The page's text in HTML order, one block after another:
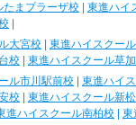
たまプラーザ校 東進ハイ
大宮校 東進ハイスクー
校 東進ハイスクール草
ル市川駅前校 東進ハイ
校 東進ハイスクール新
進ハイスクール南柏校
東